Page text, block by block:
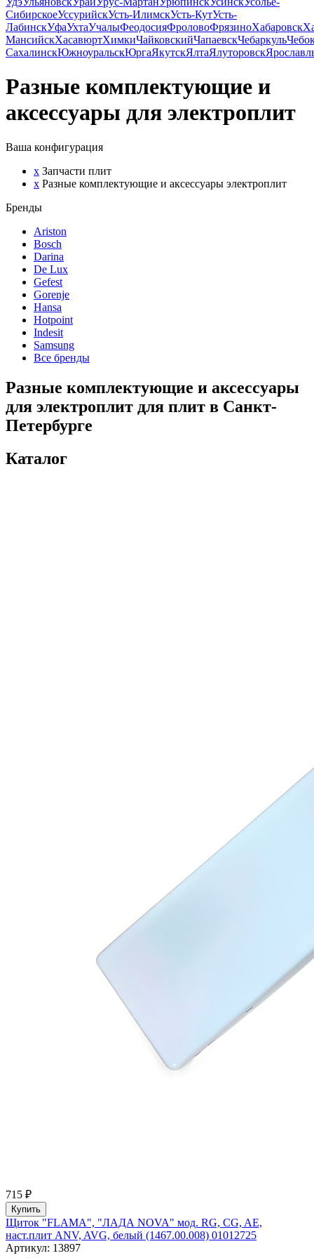
СибирскоеУссурийскУсть-ИлимскУсть-КутУсть-
ЛабинскУфаУхтаУчалыФеодосияФроловоФрязиноХабаровск
МансийскХасавюртХимкиЧайковскийЧапаевскЧебаркуль
СахалинскЮжноуральскЮргаЯкутскЯлтаЯлуторовск
Разные комплектующие и
аксессуары для электроплит
Ваша конфигурация
x Запчасти плит
x Разные комплектующие и аксессуары электроплит
Бренды
Ariston
Bosch
Darina
De Lux
Gefest
Gorenje
Hansa
Hotpoint
Indesit
Samsung
Все бренды
Разные комплектующие и аксессуары
для электроплит для плит в Санкт-
Петербурге
Каталог
715 ₽
Купить
Щиток "FLAMA", "ЛАДА NOVA" мод. RG, CG, AE,
наст.плит ANV, AVG, белый (1467.00.008) 01012725
Артикул: 13897